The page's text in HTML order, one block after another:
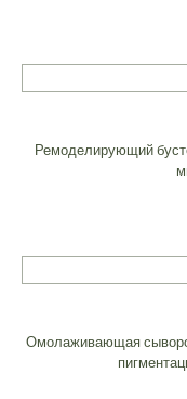
Ремоделирующий
Омолаживающая